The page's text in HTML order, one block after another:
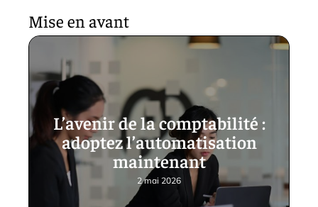
Mise en avant
L’avenir de la comptabilité :
adoptez l’automatisation
maintenant
2 mai 2026